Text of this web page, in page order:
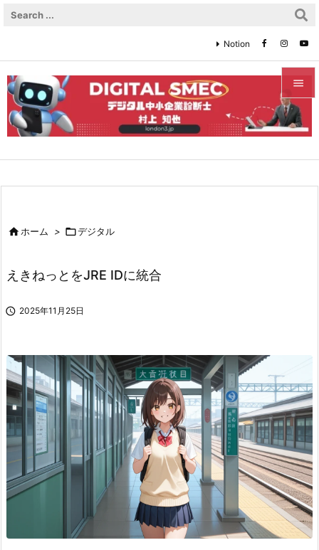


メニュ

Notion
ホーム > デジタル
えきねっとをJRE IDに統合
 2025年11月25日